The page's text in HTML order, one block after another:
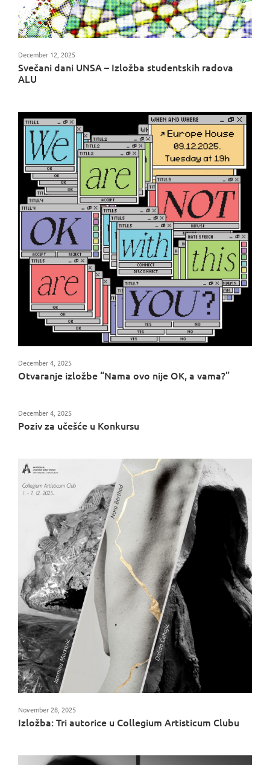
Svečani dani UNSA – Izložba studentskih radova
ALU
December 12, 2025
Otvaranje izložbe “Nama ovo nije OK, a vama?”
December 4, 2025
Poziv za učešće u Konkursu
December 4, 2025
Izložba: Tri autorice u Collegium Artisticum Clubu
November 28, 2025